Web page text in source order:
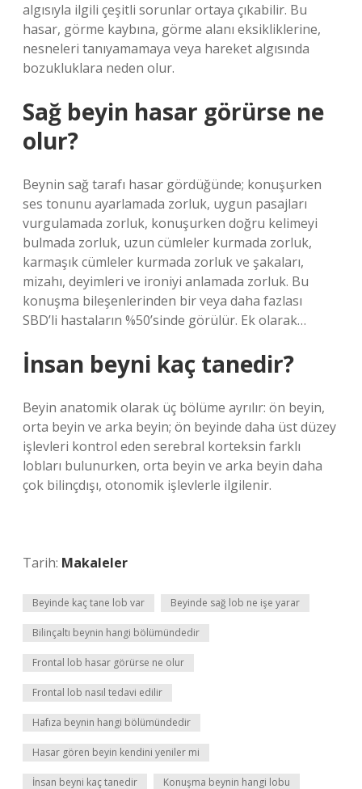
algısıyla ilgili çeşitli sorunlar ortaya çıkabilir. Bu
hasar, görme kaybına, görme alanı eksikliklerine,
nesneleri tanıyamamaya veya hareket algısında
bozukluklara neden olur.
Sağ beyin hasar görürse ne
olur?
Beynin sağ tarafı hasar gördüğünde; konuşurken
ses tonunu ayarlamada zorluk, uygun pasajları
vurgulamada zorluk, konuşurken doğru kelimeyi
bulmada zorluk, uzun cümleler kurmada zorluk,
karmaşık cümleler kurmada zorluk ve şakaları,
mizahı, deyimleri ve ironiyi anlamada zorluk. Bu
konuşma bileşenlerinden bir veya daha fazlası
SBD’li hastaların %50’sinde görülür. Ek olarak…
İnsan beyni kaç tanedir?
Beyin anatomik olarak üç bölüme ayrılır: ön beyin,
orta beyin ve arka beyin; ön beyinde daha üst düzey
işlevleri kontrol eden serebral korteksin farklı
lobları bulunurken, orta beyin ve arka beyin daha
çok bilinçdışı, otonomik işlevlerle ilgilenir.
Tarih: Makaleler
Beyinde kaç tane lob var Beyinde sağ lob ne işe yarar
Bilinçaltı beynin hangi bölümündedir
Frontal lob hasar görürse ne olur
Frontal lob nasıl tedavi edilir
Hafıza beynin hangi bölümündedir
Hasar gören beyin kendini yeniler mi
İnsan beyni kaç tanedir Konuşma beynin hangi lobu